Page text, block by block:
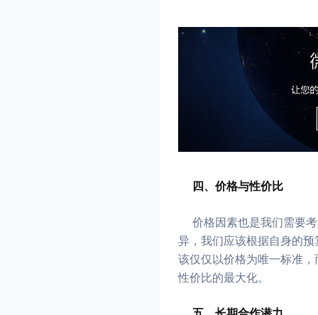
四、价格与性价比
价格因素也是我们需要
异，我们应该根据自身的
该仅仅以价格为唯一标准
性价比的最大化。